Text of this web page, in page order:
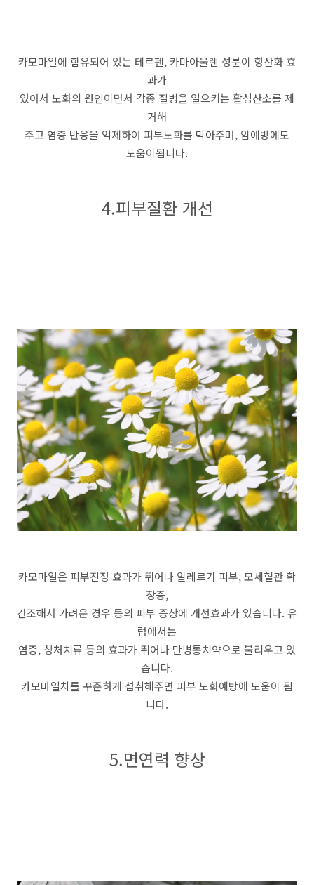
카모마일에 함유되어 있는 테르펜, 카마아울렌 성분이 항산화 효
과가
있어서 노화의 원인이면서 각종 질병을 일으키는 활성산소를 제
거해
주고 염증 반응을 억제하여 피부노화를 막아주며, 암예방에도
도움이됩니다.
4.피부질환 개선
카모마일은 피부진정 효과가 뛰어나 알레르기 피부, 모세혈관 확
장증,
건조해서 가려운 경우 등의 피부 증상에 개선효과가 있습니다. 유
럽에서는
염증, 상처치류 등의 효과가 뛰어나 만병통치약으로 불리우고 있
습니다.
카모마일차를 꾸준하게 섭취해주면 피부 노화예방에 도움이 됩
니다.
5.면연력 향상